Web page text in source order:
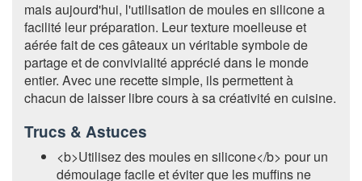
mais aujourd'hui, l'utilisation de moules en silicone a
facilité leur préparation. Leur texture moelleuse et
aérée fait de ces gâteaux un véritable symbole de
partage et de convivialité apprécié dans le monde
entier. Avec une recette simple, ils permettent à
chacun de laisser libre cours à sa créativité en cuisine.
Trucs & Astuces
<b>Utilisez des moules en silicone</b> pour un
démoulage facile et éviter que les muffins ne